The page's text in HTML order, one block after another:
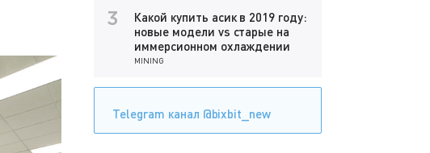
3
Какой купить асик в 2019 году:
новые модели vs старые на
иммерсионном охлаждении
MINING
Telegram канал @bixbit_new